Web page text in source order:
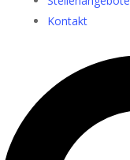
Kontakt